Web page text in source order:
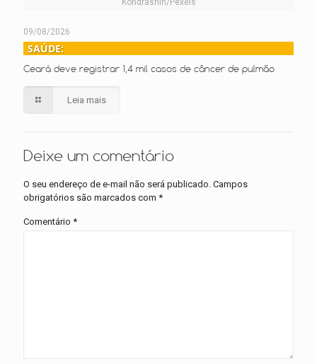
Kondrashin/Pexels
09/08/2026
SAÚDE:
Ceará deve registrar 1,4 mil casos de câncer de pulmão
Leia mais
Deixe um comentário
O seu endereço de e-mail não será publicado. Campos
obrigatórios são marcados com *
Comentário *